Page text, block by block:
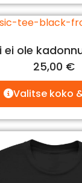
ei ole
25,00 €
Valitse koko